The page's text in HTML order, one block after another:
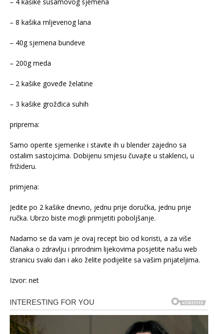
– 8 kašika mljevenog lana
– 40g sjemena bundeve
– 200g meda
– 2 kašike goveđe želatine
– 3 kašike grožđica suhih
priprema:
Samo operite sjemenke i stavite ih u blender zajedno sa
ostalim sastojcima. Dobijenu smjesu čuvajte u staklenci, u
frižideru.
primjena:
Jedite po 2 kašike dnevno, jednu prije doručka, jednu prije
ručka. Ubrzo biste mogli primjetiti poboljšanje.
Nadamo se da vam je ovaj recept bio od koristi, a za više
članaka o zdravlju i prirodnim lijekovima posjetite našu web
stranicu svaki dan i ako želite podijelite sa vašim prijateljima.
Izvor: net